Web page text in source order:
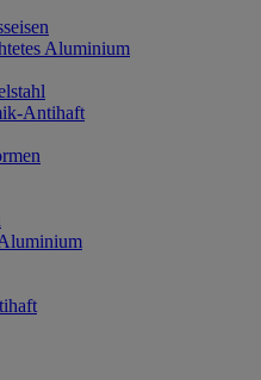
Aluminium
Antihaft